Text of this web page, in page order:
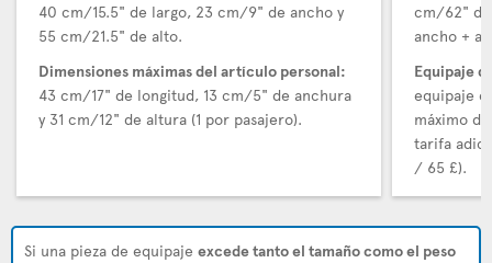
40 cm/15.5" de largo, 23 cm/9" de ancho y
55 cm/21.5" de alto.
Dimensiones máximas del artículo personal:
43 cm/17" de longitud, 13 cm/5" de anchura
y 31 cm/12" de altura (1 por pasajero).
cm/62" de
ancho +
Equipaje
equipaje
máximo
tarifa
/ 65 £).
Si una pieza de equipaje excede tanto el tamaño como el peso